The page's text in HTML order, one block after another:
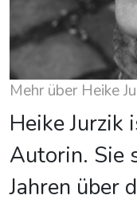
Mehr über Heike
Heike Jurzik
Autorin. Sie
Jahren über